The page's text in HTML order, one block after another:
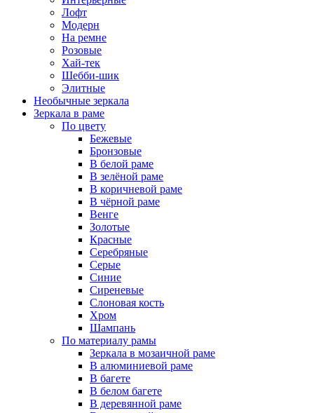
Лофт
Модерн
На ремне
Розовые
Хай-тек
Шебби-шик
Элитные
Необычные зеркала
Зеркала в раме
По цвету
Бежевые
Бронзовые
В белой раме
В зелёной раме
В коричневой раме
В чёрной раме
Венге
Золотые
Красные
Серебряные
Серые
Синие
Сиреневые
Слоновая кость
Хром
Шампань
По материалу рамы
Зеркала в мозаичной раме
В алюминиевой раме
В багете
В белом багете
В деревянной раме